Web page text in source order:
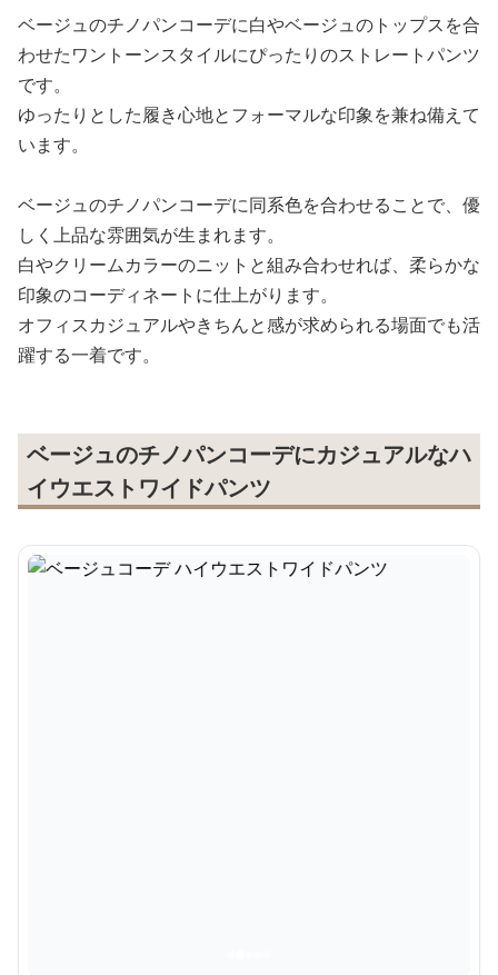
ベージュのチノパンコーデに白やベージュのトップスを合
わせたワントーンスタイルにぴったりのストレートパンツ
です。
ゆったりとした履き心地とフォーマルな印象を兼ね備えて
います。
ベージュのチノパンコーデに同系色を合わせることで、優
しく上品な雰囲気が生まれます。
白やクリームカラーのニットと組み合わせれば、柔らかな
印象のコーディネートに仕上がります。
オフィスカジュアルやきちんと感が求められる場面でも活
躍する一着です。
ベージュのチノパンコーデにカジュアルなハ
イウエストワイドパンツ